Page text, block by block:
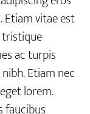
vitae est
tristique
ac turpis
Etiam nec
lorem.
faucibus